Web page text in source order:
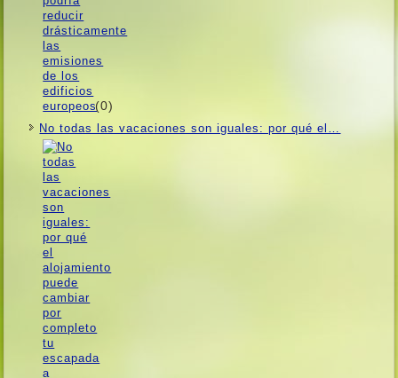
(0)
No todas las vacaciones son iguales: por qué el…